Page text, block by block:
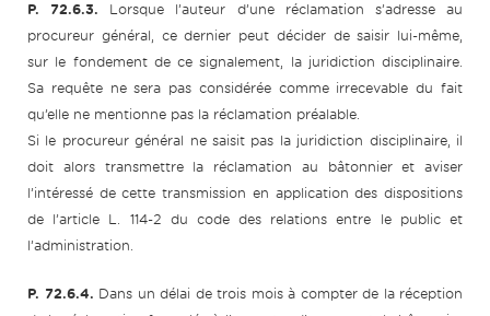
P. 72.6.3. Lorsque l’auteur d’une réclamation s’adresse au
procureur général, ce dernier peut décider de saisir lui-même,
sur le fondement de ce signalement, la juridiction disciplinaire.
Sa requête ne sera pas considérée comme irrecevable du fait
qu’elle ne mentionne pas la réclamation préalable.
Si le procureur général ne saisit pas la juridiction disciplinaire, il
doit alors transmettre la réclamation au bâtonnier et aviser
l’intéressé de cette transmission en application des dispositions
de l’article L. 114-2 du code des relations entre le public et
l’administration.
P. 72.6.4. Dans un délai de trois mois à compter de la réception